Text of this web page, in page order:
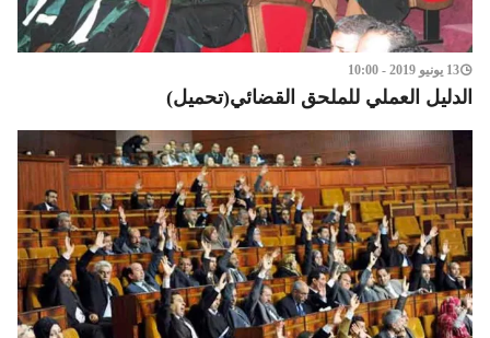
13 يونيو 2019 - 10:00
الدليل العملي للملحق القضائي(تحميل)